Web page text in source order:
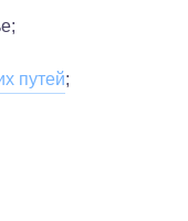
путей;